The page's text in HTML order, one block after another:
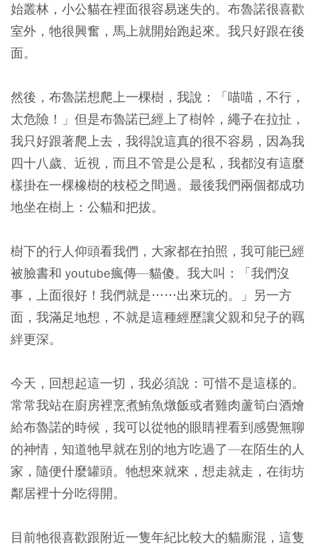
始叢林，小公貓在裡面很容易迷失的。布魯諾很喜歡
室外，牠很興奮，馬上就開始跑起來。我只好跟在後
面。
然後，布魯諾想爬上一棵樹，我說：「喵喵，不行，
太危險！」但是布魯諾已經上了樹幹，繩子在拉扯，
我只好跟著爬上去，我得說這真的很不容易，因為我
四十八歲、近視，而且不管是公是私，我都沒有這麼
樣掛在一棵橡樹的枝椏之間過。最後我們兩個都成功
地坐在樹上：公貓和把拔。
樹下的行人仰頭看我們，大家都在拍照，我可能已經
被臉書和 youtube瘋傳—貓傻。我大叫：「我們沒
事，上面很好！我們就是……出來玩的。」另一方
面，我滿足地想，不就是這種經歷讓父親和兒子的羈
絆更深。
今天，回想起這一切，我必須說：可惜不是這樣的。
常常我站在廚房裡烹煮鮪魚燉飯或者雞肉蘆筍白酒燴
給布魯諾的時候，我可以從牠的眼睛裡看到感覺無聊
的神情，知道牠早就在別的地方吃過了—在陌生的人
家，隨便什麼罐頭。牠想來就來，想走就走，在街坊
鄰居裡十分吃得開。
目前牠很喜歡跟附近一隻年紀比較大的貓廝混，這隻